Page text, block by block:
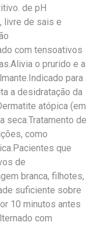
de pH
livre de sais e
com tensoativos
o prurido e a
para
a desidratação da
atópica (em
seca.Tratamento de
como
que
de
branca, filhotes,
suficiente sobre
10 minutos antes
com